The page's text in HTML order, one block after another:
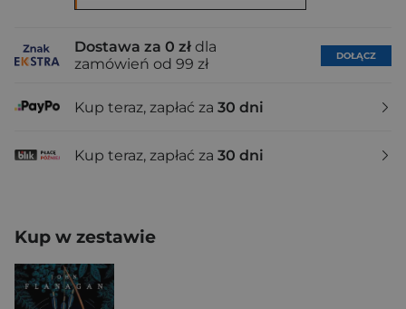
Dostawa za 0 zł dla
zamówień od 99 zł
DOŁĄCZ
Kup teraz, zapłać za 30 dni
Kup teraz, zapłać za 30 dni
Kup w zestawie